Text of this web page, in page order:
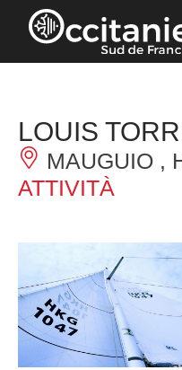
Pannello di gestione dei
LOUIS
MAUGUIO ,
ATTIVITÀ